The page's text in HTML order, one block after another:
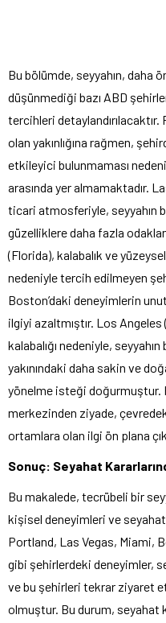
Bu bölümde, seyyahın,
düşünmediği bazı ABD
tercihleri
olan yakınlığına rağmen,
etkileyici bulunmaması
arasında yer almamaktadır.
ticari atmosferiyle, seyyahın
güzelliklere daha fazla
(Florida), kalabalık ve
nedeniyle tercih edilmeyen
Boston’daki deneyimlerin
ilgiyi azaltmıştır. Los
kalabalığı nedeniyle,
yakınındaki daha sakin ve
yönelme isteği doğurmuştur.
merkezinden ziyade,
ortamlara olan ilgi ön plana
Sonuç: Seyahat
Bu makalede, tecrübeli bir
kişisel deneyimleri ve
Portland, Las Vegas, Miami,
gibi şehirlerdeki deneyimler,
ve bu şehirleri tekrar ziyaret
olmuştur. Bu durum, seyahat